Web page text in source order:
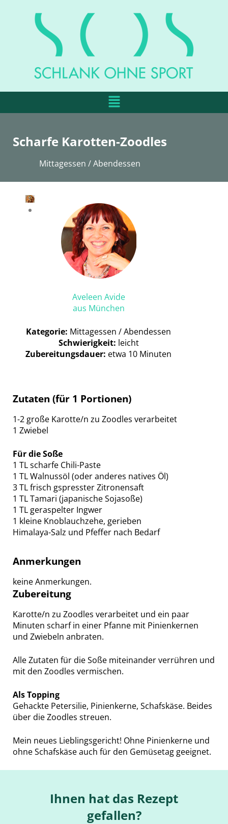
Scharfe Karotten-Zoodles
Mittagessen / Abendessen
Aveleen Avide
aus München
Kategorie: Mittagessen / Abendessen
Schwierigkeit: leicht
Zubereitungsdauer: etwa 10 Minuten
Zutaten (für 1 Portionen)
1-2 große Karotte/n zu Zoodles verarbeitet
1 Zwiebel
Für die Soße
1 TL scharfe Chili-Paste
1 TL Walnussöl (oder anderes natives Öl)
3 TL frisch gspresster Zitronensaft
1 TL Tamari (japanische Sojasoße)
1 TL geraspelter Ingwer
1 kleine Knoblauchzehe, gerieben
Himalaya-Salz und Pfeffer nach Bedarf
Anmerkungen
keine Anmerkungen.
Zubereitung
Karotte/n zu Zoodles verarbeitet und ein paar
Minuten scharf in einer Pfanne mit Pinienkernen
und Zwiebeln anbraten.
Alle Zutaten für die Soße miteinander verrühren und
mit den Zoodles vermischen.
Als Topping
Gehackte Petersilie, Pinienkerne, Schafskäse. Beides
über die Zoodles streuen.
Mein neues Lieblingsgericht! Ohne Pinienkerne und
ohne Schafskäse auch für den Gemüsetag geeignet.
Ihnen hat das Rezept
gefallen?